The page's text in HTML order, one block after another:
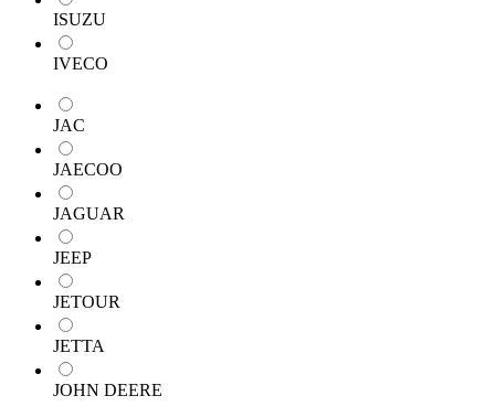
ISUZU
IVECO
JAC
JAECOO
JAGUAR
JEEP
JETOUR
JETTA
JOHN DEERE